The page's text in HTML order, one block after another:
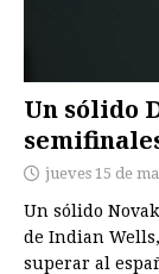
Un sólido
jueves 15 de
Un sólido
de Indian
superar al